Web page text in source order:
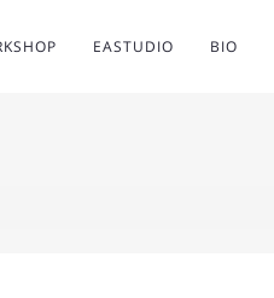
EASTUDIO BIO